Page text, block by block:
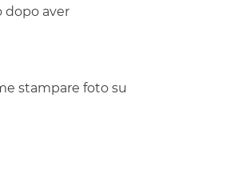
dopo aver
stampare foto su